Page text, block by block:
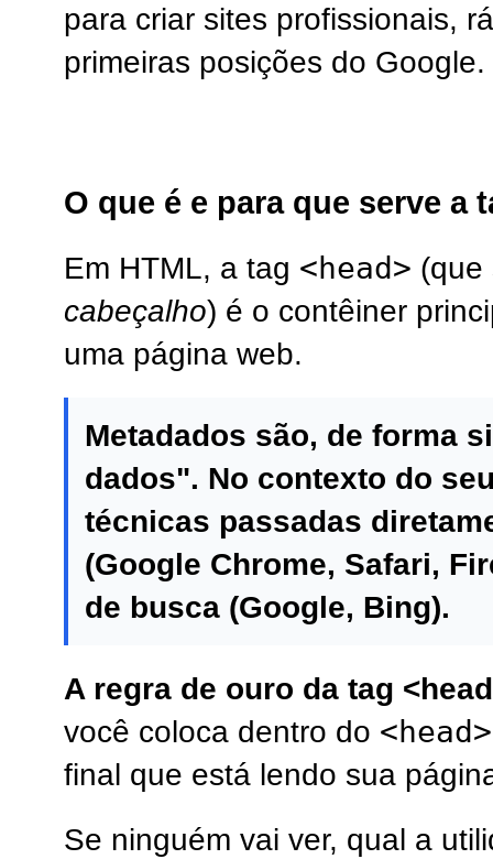
para criar sites profissionais,
primeiras posições do Google.
O que é e para que serve a
Em HTML, a tag <head>
cabeçalho) é o contêiner
uma página web.
Metadados são, de forma
dados". No contexto do
técnicas passadas
(Google Chrome, Safari,
de busca (Google, Bing).
A regra de ouro da tag
você coloca dentro do <head>
final que está lendo sua
Se ninguém vai ver, qual a